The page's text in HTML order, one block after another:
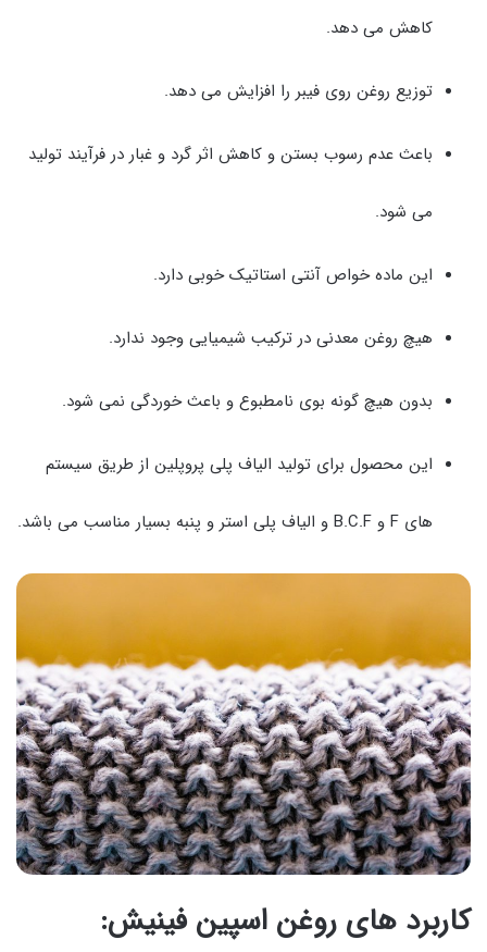
کاهش می دهد.
توزیع روغن روی فیبر را افزایش می دهد.
باعث عدم رسوب بستن و کاهش اثر گرد و غبار در فرآیند تولید
می شود.
این ماده خواص آنتی استاتیک خوبی دارد.
هیچ روغن معدنی در ترکیب شیمیایی وجود ندارد.
بدون هیچ گونه بوی نامطبوع و باعث خوردگی نمی شود.
این محصول برای تولید الیاف پلی پروپلین از طریق سیستم
های F و B.C.F و الیاف پلی استر و پنبه بسیار مناسب می باشد.
کاربرد های روغن اسپین فینیش: